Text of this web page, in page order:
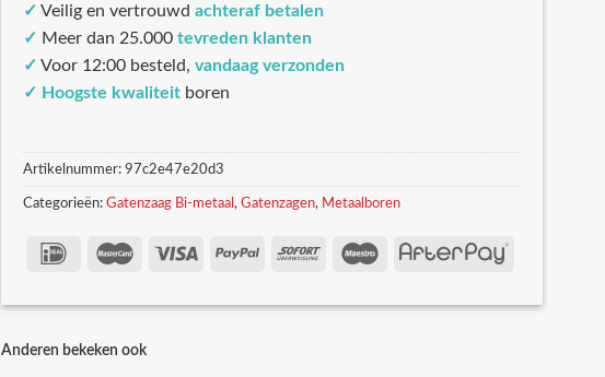
✓ Veilig en vertrouwd achteraf betalen
✓ Meer dan 25.000 tevreden klanten
✓ Voor 12:00 besteld, vandaag verzonden
✓ Hoogste kwaliteit boren
Artikelnummer: 97c2e47e20d3
Categorieën: Gatenzaag Bi-metaal , Gatenzagen, Metaalboren
Anderen bekeken ook